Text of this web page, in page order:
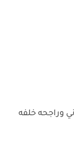
وراجحه خلفه